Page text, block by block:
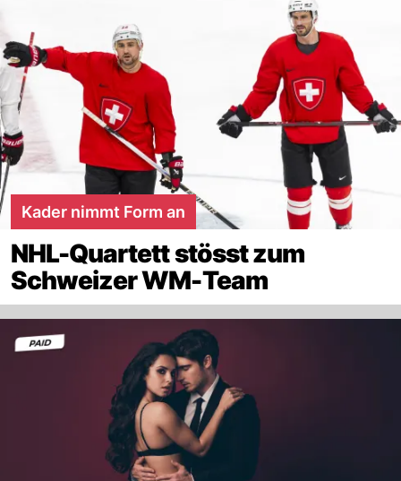
Kader nimmt Form an
NHL-Quartett stösst zum
Schweizer WM-Team